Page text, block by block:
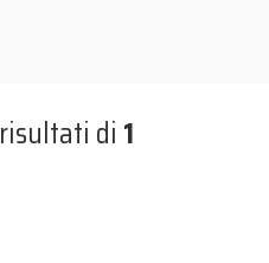
risultati di 1